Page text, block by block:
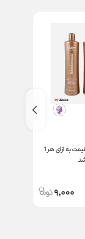
شامپو براسیل شماره 1 قیمت به ازای هر 1
9,000